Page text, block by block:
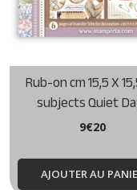
Rub-on cm 15,5 X
subjects Quiet
Stamperia
9€20
AJOUTER AU